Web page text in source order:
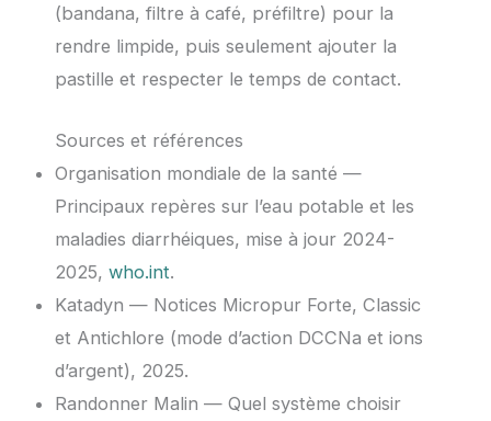
(bandana, filtre à café, préfiltre) pour la
rendre limpide, puis seulement ajouter la
pastille et respecter le temps de contact.
Sources et références
Organisation mondiale de la santé —
Principaux repères sur l’eau potable et les
maladies diarrhéiques, mise à jour 2024-
2025, who.int.
Katadyn — Notices Micropur Forte, Classic
et Antichlore (mode d’action DCCNa et ions
d’argent), 2025.
Randonner Malin — Quel système choisir